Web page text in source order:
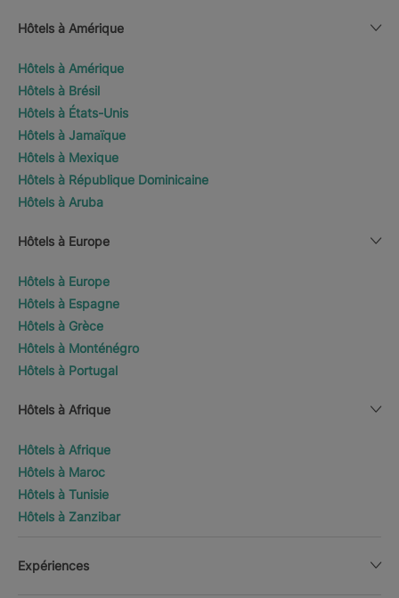
Hôtels à Amérique
Hôtels à Amérique
Hôtels à Brésil
Hôtels à États-Unis
Hôtels à Jamaïque
Hôtels à Mexique
Hôtels à République Dominicaine
Hôtels à Aruba
Hôtels à Europe
Hôtels à Europe
Hôtels à Espagne
Hôtels à Grèce
Hôtels à Monténégro
Hôtels à Portugal
Hôtels à Afrique
Hôtels à Afrique
Hôtels à Maroc
Hôtels à Tunisie
Hôtels à Zanzibar
Expériences